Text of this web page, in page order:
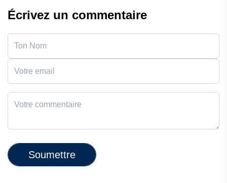
Écrivez un commentaire
Soumettre